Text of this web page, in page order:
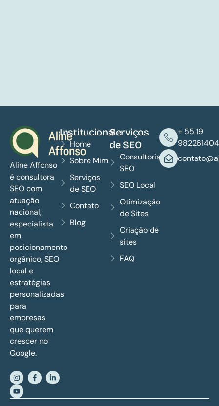
Aline Affonso
é consultora
SEO com
atuação
nacional,
especialista
em
posicionamento
orgânico, SEO
local e
estratégias
personalizadas
para
empresas
que querem
crescer no
Google.
Institucional
Home
Sobre Mim
Serviços
de SEO
Contato
Blog
Serviços
de SEO
Consultoria
SEO
SEO Local
Otimização
de Sites
Criação de
sites
FAQ
+ 55 19
982261404